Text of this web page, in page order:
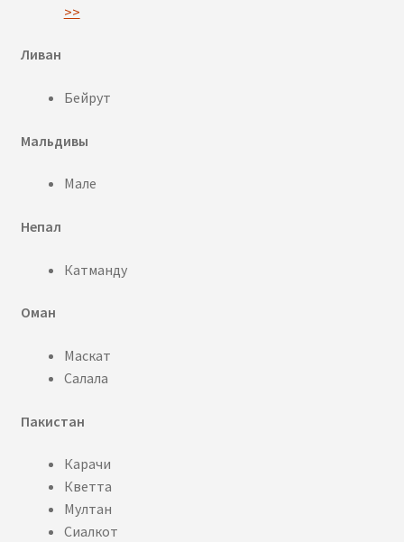
>>
Ливан
Бейрут
Мальдивы
Мале
Непал
Катманду
Оман
Маскат
Салала
Пакистан
Карачи
Кветта
Мултан
Сиалкот